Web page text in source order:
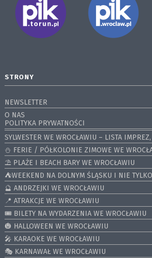
STRONY
NEWSLETTER
O NAS
POLITYKA PRYWATNOŚCI
SYLWESTER WE WROCŁAWIU – LISTA
⛄️ FERIE / PÓŁKOLONIE ZIMOWE WE
⛱️ PLAŻE I BEACH BARY WE WROCŁAWIU
⛺️WEEKEND NA DOLNYM ŚLĄSKU I NIE TYLKO
🔮 ANDRZEJKI WE WROCŁAWIU
📍 ATRAKCJE WE WROCŁAWIU
🎟️ BILETY NA WYDARZENIA WE WROCŁAWIU
🎃 HALLOWEEN WE WROCŁAWIU
🎤 KARAOKE WE WROCŁAWIU
🎭 KARNAWAŁ WE WROCŁAWIU